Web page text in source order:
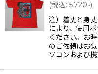
(税込: 5,720.-)
注）着丈と身
により、使用
ください。お
のご依頼はお
ソコンおよび